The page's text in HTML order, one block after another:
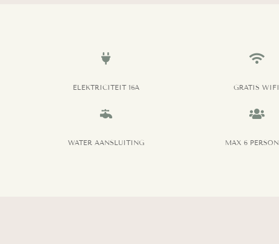

ELEKTRICITEIT 16A

WATER AANSLUITING

GRATIS WIFI

MAX 6